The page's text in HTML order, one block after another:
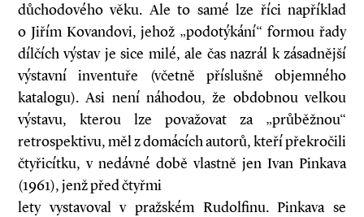
důchodového věku. Ale to samé lze říci například
o Jiřím Kovandovi, jehož „podotýkání“ formou řady
dílčích výstav je sice milé, ale čas nazrál k zásadnější
výstavní inventuře (včetně příslušně objemného
katalogu). Asi není náhodou, že obdobnou velkou
výstavu, kterou lze považovat za „průběžnou“
retrospektivu, měl z domácích autorů, kteří překročili
čtyřicítku, v nedávné době vlastně jen Ivan Pinkava
(1961), jenž před čtyřmi
lety vystavoval v pražském Rudolfinu. Pinkava se